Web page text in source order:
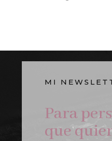
MI
Para
que